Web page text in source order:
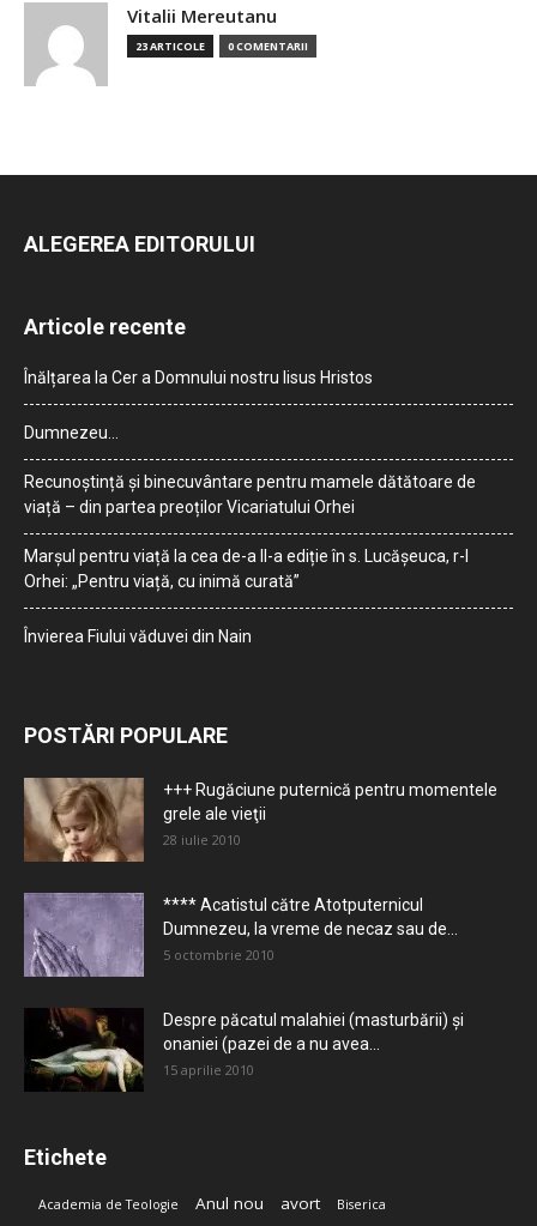
Vitalii Mereutanu
23 ARTICOLE 0 COMENTARII
ALEGEREA EDITORULUI
Articole recente
Înălțarea la Cer a Domnului nostru Iisus Hristos
Dumnezeu…
Recunoștință și binecuvântare pentru mamele dătătoare de
viață – din partea preoților Vicariatului Orhei
Marșul pentru viață la cea de-a II-a ediție în s. Lucășeuca, r-l
Orhei: „Pentru viață, cu inimă curată”
Învierea Fiului văduvei din Nain
POSTĂRI POPULARE
+++ Rugăciune puternică pentru momentele
grele ale vieţii
28 iulie 2010
**** Acatistul către Atotputernicul
Dumnezeu, la vreme de necaz sau de...
5 octombrie 2010
Despre păcatul malahiei (masturbării) şi
onaniei (pazei de a nu avea...
15 aprilie 2010
Etichete
Academia de Teologie Anul nou avort Biserica